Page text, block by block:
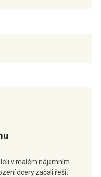
v malém nájemním
dcery začali řešit